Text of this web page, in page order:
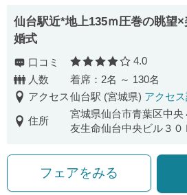
仙台駅近*地上135ｍ圧巻の眺望
婚式
口コミ 口コミ評価
4.0
人数
着席：2名 ～ 130名
アクセス仙台駅 (宮城県) アクセ
住所
宮城県仙台市青葉区中
友生命仙台中央ビル３０
フェアをみる